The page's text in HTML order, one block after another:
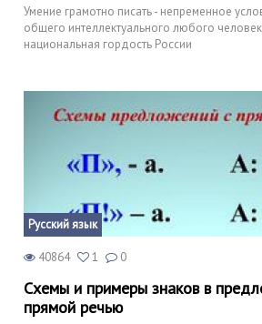
Умение грамотно писать - непременное
общего интеллектуального любого
национальная гордость России
Русский язык
40864 1 0
Схемы и примеры знаков в
прямой речью